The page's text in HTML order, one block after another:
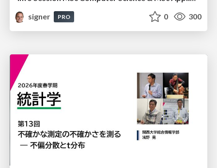
signer
PRO 0 300